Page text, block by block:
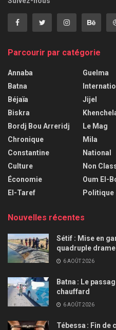
Parcourir par catégorie
Annaba
Batna
Béjaïa
Biskra
Bordj Bou Arreridj
Chronique
Constantine
Culture
Économie
El-Taref
Guelma
Jijel
Le Mag
Mila
National
Non
Oum El-
Politique
Nouvelles récentes
Sétif : Mise en
quadruple drame
6 AOÛT 2026
Batna : Le
chauffard
6 AOÛT 2026
Tébessa : Fin de